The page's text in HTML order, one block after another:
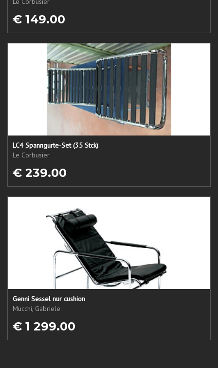
€ 149.00
LC4 Spanngurte-Set (35 Stck)
Le Corbusier
€ 239.00
Genni Sessel nur cushion
Mucchi, Gabriele
€ 1 299.00